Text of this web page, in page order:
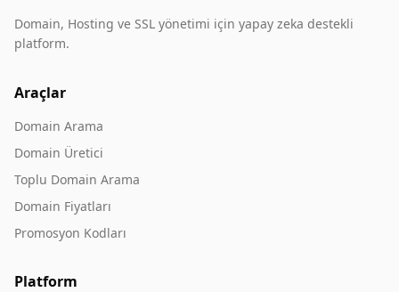
Domain, Hosting ve SSL yönetimi için yapay zeka destekli
platform.
Araçlar
Domain Arama
Domain Üretici
Toplu Domain Arama
Domain Fiyatları
Promosyon Kodları
Platform